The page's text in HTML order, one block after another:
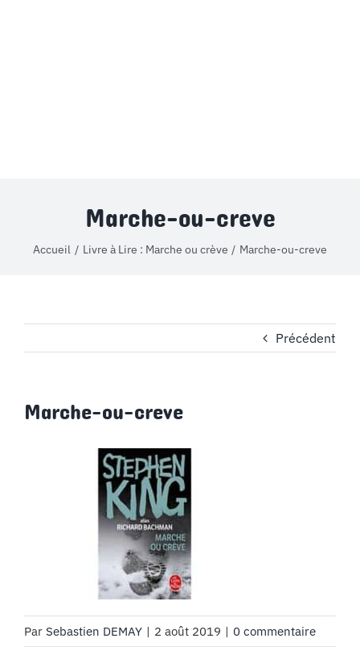
Marche-ou-creve
Accueil Livre à Lire : Marche ou crève Marche-ou-creve
Précédent
Marche-ou-creve
Par Sebastien DEMAY | 2 août 2019 | 0 commentaire